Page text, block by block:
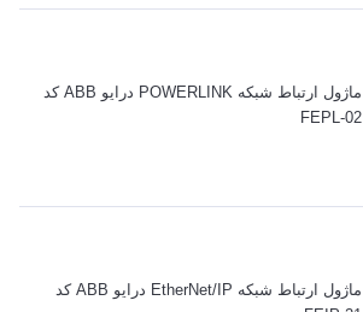
ماژول ارتباط شبکه POWERLINK درایو ABB کد
FEPL-02
ماژول ارتباط شبکه EtherNet/IP درایو ABB کد